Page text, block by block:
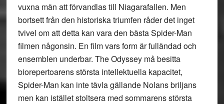
vuxna män att förvandlas till Niagarafallen. Men
bortsett från den historiska triumfen råder det inget
tvivel om att detta kan vara den bästa Spider-Man
filmen någonsin. En film vars form är fulländad och
ensemblen underbar. The Odyssey må besitta
biorepertoarens största intellektuella kapacitet,
Spider-Man kan inte tävla gällande Nolans briljans
men kan istället stoltsera med sommarens största